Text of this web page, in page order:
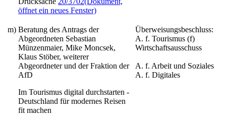
öffnet ein neues Fenster)
m) Beratung des Antrags der
Abgeordneten Sebastian
Münzenmaier, Mike Moncsek,
Klaus Stöber, weiterer
Abgeordneter und der Fraktion der
AfD
Im Tourismus digital durchstarten -
Deutschland für modernes Reisen
fit machen
Überweisungsbeschluss:
A. f. Tourismus (f)
Wirtschaftsausschuss
A. f. Arbeit und Soziales
A. f. Digitales